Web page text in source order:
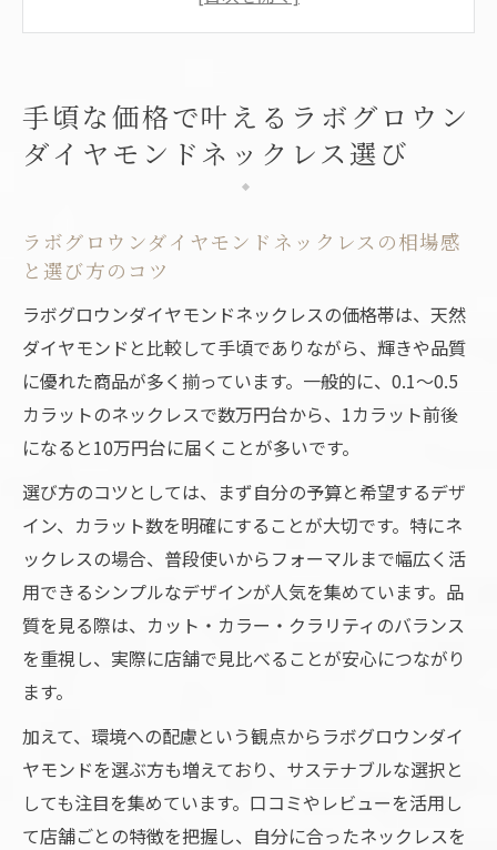
手頃な価格でラボグロウンダイヤモンドを
ドの特徴と比較方法
ネックレス選びに役立つラボグロウンダイ
ヤモンド専門店の活用術
ラボグロウンダイヤモンド1カラット級ネッ
クレスの魅力
入れる方法
ラボグロウンダイヤモンドで叶える毎日の
輝きとネックレス選び
普段使いに最適なラボグロウンダイヤモン
手頃な価格のラボグロウンダイヤモンドを
日常コーデに活かす方法
ラボグロウンダイヤモンドネックレスの
TPO別コーディネート例
ラボグロウンダイヤモンドの輝きを日常使
ネックレス探しならラボグロウンダイヤモンド
が最適な理由
ラボグロウンダイヤモンドがネックレスに
選ばれる理由を解説
手頃な価格で叶えるラボグロウン
ダイヤモンドネックレス選び
ラボグロウンダイヤモンドネックレスの相場感
と選び方のコツ
ラボグロウンダイヤモンドネックレスの価格帯は、天然
ダイヤモンドと比較して手頃でありながら、輝きや品質
に優れた商品が多く揃っています。一般的に、0.1〜0.5
カラットのネックレスで数万円台から、1カラット前後
になると10万円台に届くことが多いです。
選び方のコツとしては、まず自分の予算と希望するデザ
イン、カラット数を明確にすることが大切です。特にネ
ックレスの場合、普段使いからフォーマルまで幅広く活
用できるシンプルなデザインが人気を集めています。品
質を見る際は、カット・カラー・クラリティのバランス
を重視し、実際に店舗で見比べることが安心につながり
ます。
加えて、環境への配慮という観点からラボグロウンダイ
ヤモンドを選ぶ方も増えており、サステナブルな選択と
しても注目を集めています。口コミやレビューを活用し
て店舗ごとの特徴を把握し、自分に合ったネックレスを